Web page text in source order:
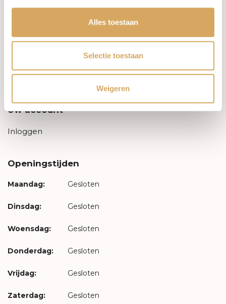
Alles toestaan
Selectie toestaan
Weigeren
Leveringsvoorwaarden
Privacy Policy
Uw account
Inloggen
Openingstijden
Maandag: Gesloten
Dinsdag: Gesloten
Woensdag: Gesloten
Donderdag: Gesloten
Vrijdag: Gesloten
Zaterdag: Gesloten